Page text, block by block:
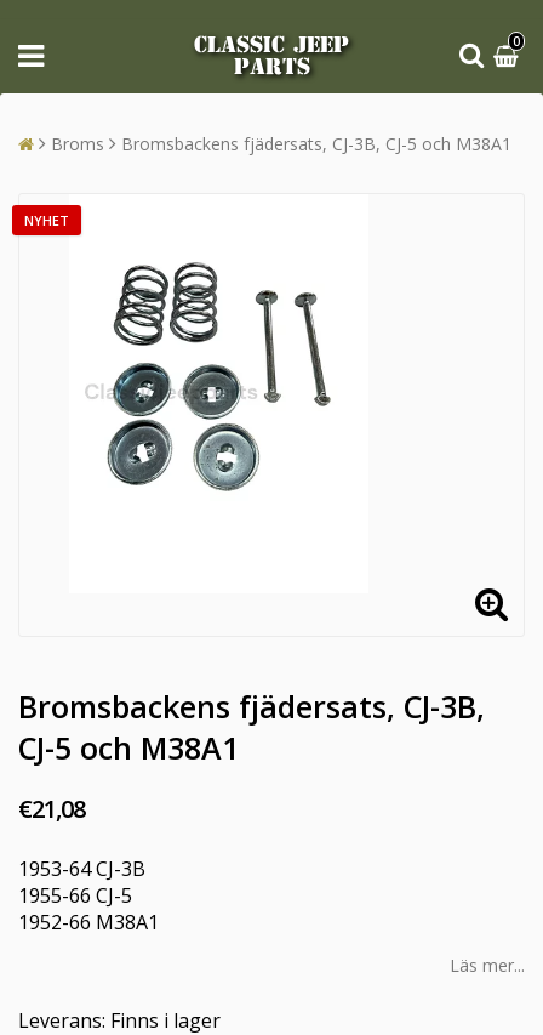
CLASSIC JEEP
PARTS
0
Broms Bromsbackens fjädersats, CJ-3B, CJ-5 och M38A1
NYHET
Bromsbackens fjädersats, CJ-3B,
CJ-5 och M38A1
€21,08
1953-64 CJ-3B
1955-66 CJ-5
1952-66 M38A1
Läs mer...
Leverans: Finns i lager